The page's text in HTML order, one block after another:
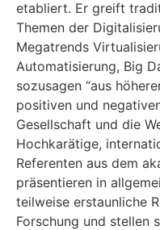
etabliert. Er greift
Themen der
Megatrends
Automatisierung, Big
sozusagen “aus
positiven und
Gesellschaft und die
Hochkarätige,
Referenten aus dem
präsentieren in
teilweise erstaunliche
Forschung und stellen